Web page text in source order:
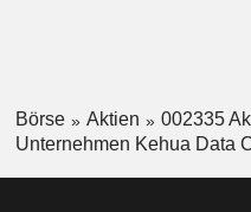
Börse Aktien
002335
Unternehmen Kehua Data